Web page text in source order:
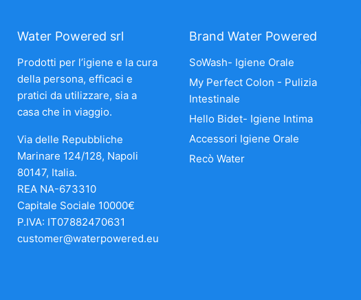
Water Powered srl
Prodotti per l’igiene e la cura
della persona, efficaci e
pratici da utilizzare, sia a
casa che in viaggio.
Via delle Repubbliche
Marinare 124/128, Napoli
80147, Italia.
REA NA-673310
Capitale Sociale 10000€
P.IVA: IT07882470631
customer@waterpowered.eu
Brand Water Powered
SoWash- Igiene Orale
My Perfect Colon - Pulizia
Intestinale
Hello Bidet- Igiene Intima
Accessori Igiene Orale
Recò Water